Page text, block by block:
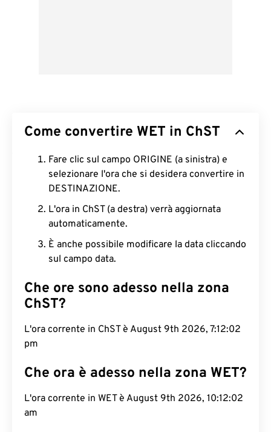
Come convertire WET in ChST
Fare clic sul campo ORIGINE (a sinistra) e
selezionare l'ora che si desidera convertire in
DESTINAZIONE.
L'ora in ChST (a destra) verrà aggiornata
automaticamente.
È anche possibile modificare la data cliccando
sul campo data.
Che ore sono adesso nella zona
ChST?
L'ora corrente in ChST è August 9th 2026, 7:12:03
pm
Che ora è adesso nella zona WET?
L'ora corrente in WET è August 9th 2026, 10:12:03
am